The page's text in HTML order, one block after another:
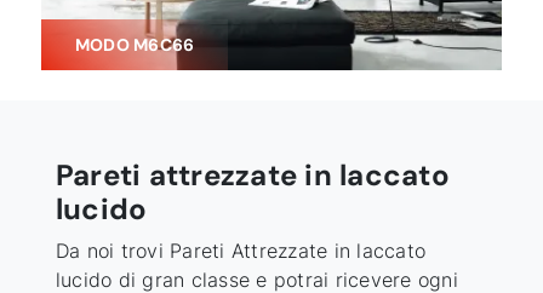
MODO M6C66
Pareti attrezzate in laccato
lucido
Da noi trovi Pareti Attrezzate in laccato
lucido di gran classe e potrai ricevere ogni